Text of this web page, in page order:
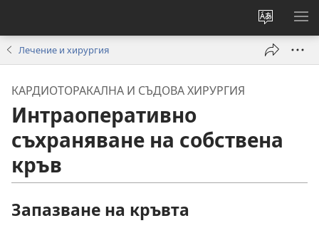
Смени
езика
на
Лечение и хирургия
КАРДИОТОРАКАЛНА И СЪДОВА ХИРУРГИЯ
Интраоперативно
съхраняване на собствена
кръв
Запазване на кръвта